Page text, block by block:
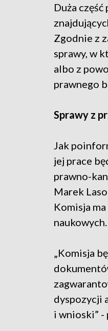
Duża
Zgodnie z
sprawy, w
albo z
prawnego
Sprawy z
Jak
jej prace
prawno-
Marek
Komisja
naukowych.
„Komisja
dyspozycji
i wnioski” -